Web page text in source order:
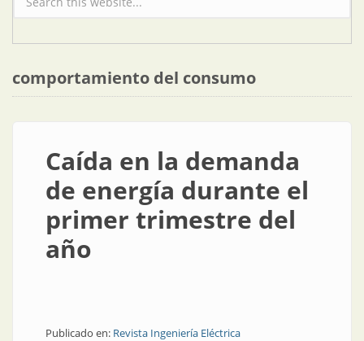
Formulario de búsqueda
comportamiento del consumo
Caída en la demanda
de energía durante el
primer trimestre del
año
Publicado en: Revista Ingeniería Eléctrica